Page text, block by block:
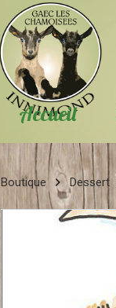
Accueil
Boutique Dessert